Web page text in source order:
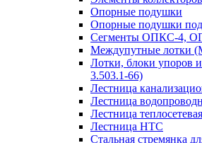
Опорные подушки
Опорные подушки под
Сегменты ОПКС-4,
Междупутные лотки
Лотки, блоки упоров
3.503.1-66)
Лестница
Лестница
Лестница теплосетевая
Лестница НТС
Стальная стремянка